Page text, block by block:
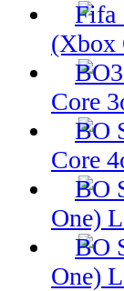
(Xbox
Core
Core
One)
One)